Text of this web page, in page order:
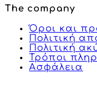
The company
Όροι και
Πολιτική
Πολιτική
Τρόποι
Ασφάλεια